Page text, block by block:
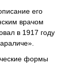
его
врачом
в 1917 году
формы